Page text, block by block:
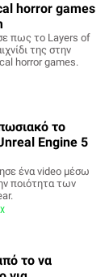
horror games
πως το Layers of
της στην
horror games.
το
Engine 5
ένα video μέσω
ποιότητα των
το να